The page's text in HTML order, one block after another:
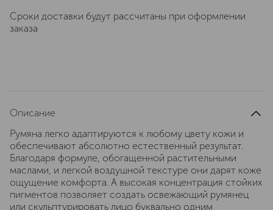
Сроки доставки будут рассчитаны при оформлении
заказа
Описание
Румяна легко адаптируются к любому цвету кожи и
обеспечивают абсолютно естественный результат.
Благодаря формуле, обогащенной растительными
маслами, и легкой воздушной текстуре они дарят коже
ощущение комфорта. А высокая концентрация стойких
пигментов позволяет создать освежающий румянец
или скульптурировать лицо буквально одним